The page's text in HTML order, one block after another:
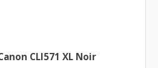
CLI571 XL Noir